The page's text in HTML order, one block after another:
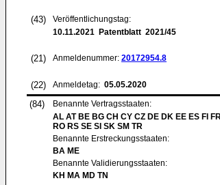
(43)
Veröffentlichungstag:
10.11.2021 Patentblatt 2021/45
(21) Anmeldenummer: 20172954.8
(22) Anmeldetag: 05.05.2020
(84)
Benannte Vertragsstaaten:
AL AT BE BG CH CY CZ DE DK EE ES FI
RO RS SE SI SK SM TR
Benannte Erstreckungsstaaten:
BA ME
Benannte Validierungsstaaten:
KH MA MD TN